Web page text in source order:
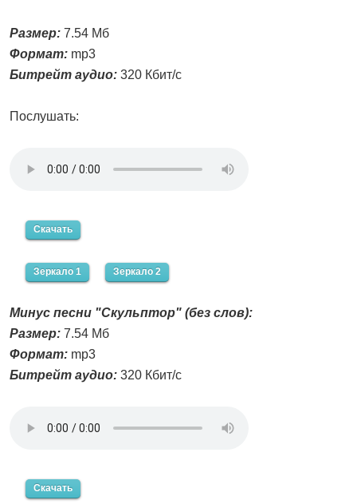
Размер: 7.54 Мб
Формат: mp3
Битрейт аудио: 320 Кбит/с
Послушать:
Скачать
Зеркало 1 Зеркало 2
Минус песни "Скульптор" (без слов):
Размер: 7.54 Мб
Формат: mp3
Битрейт аудио: 320 Кбит/с
Скачать